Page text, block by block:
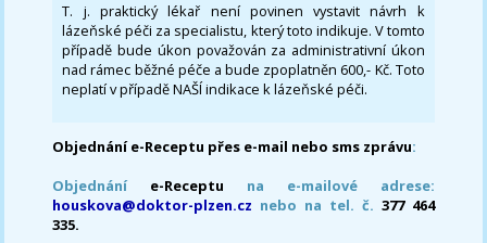
T. j. praktický lékař není povinen vystavit návrh k
lázeňské péči za specialistu, který toto indikuje. V tomto
případě bude úkon považován za administrativní úkon
nad rámec běžné péče a bude zpoplatněn 600,- Kč. Toto
neplatí v případě NAŠÍ indikace k lázeňské péči.
Objednání e-Receptu přes e-mail nebo sms zprávu:
Objednání e-Receptu na e-mailové adrese:
houskova@doktor-plzen.cz nebo na tel. č. 377 464
335.